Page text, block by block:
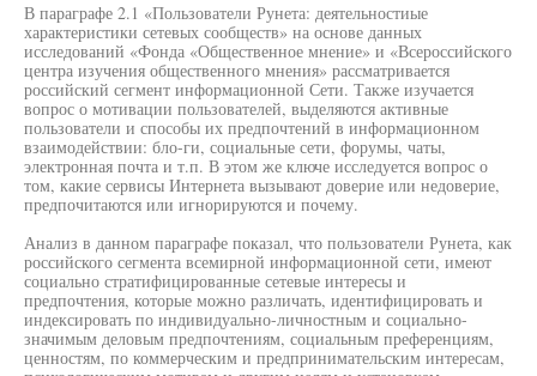
В параграфе 2.1 «Пользователи Рунета: деятельностиые
характеристики сетевых сообществ» на основе данных
исследований «Фонда «Общественное мнение» и «Всероссийского
центра изучения общественного мнения» рассматривается
российский сегмент информационной Сети. Также изучается
вопрос о мотивации пользователей, выделяются активные
пользователи и способы их предпочтений в информационном
взаимодействии: бло-ги, социальные сети, форумы, чаты,
электронная почта и т.п. В этом же ключе исследуется вопрос о
том, какие сервисы Интернета вызывают доверие или недоверие,
предпочитаются или игнорируются и почему.
Анализ в данном параграфе показал, что пользователи Рунета, как
российского сегмента всемирной информационной сети, имеют
социально стратифицированные сетевые интересы и
предпочтения, которые можно различать, идентифицировать и
индексировать по индивидуально-личностным и социально-
значимым деловым предпочтениям, социальным преференциям,
ценностям, по коммерческим и предпринимательским интересам,